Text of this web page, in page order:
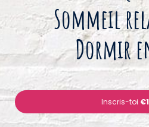
Sommeil
Dormir
Inscris-toi